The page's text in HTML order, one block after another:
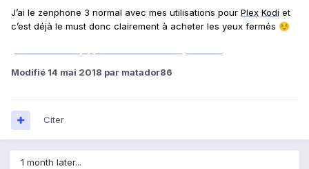
J’ai le zenphone 3 normal avec mes utilisations pour Plex Kodi et
c’est déjà le must donc clairement à acheter les yeux fermés ☺
Modifié 14 mai 2018 par matador86
Citer
1 month later...